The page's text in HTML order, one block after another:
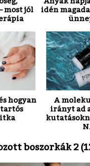
most jól
idén
hogyan
A
irányt ad
boszorkák 2